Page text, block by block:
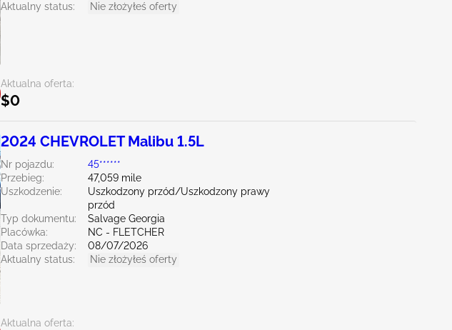
Aktualny status:
Nie złożyłeś oferty
Aktualna oferta:
$0
2024 CHEVROLET Malibu 1.5L
Nr pojazdu:
45******
Przebieg:
47,059 mile
Uszkodzenie:
Uszkodzony przód/Uszkodzony prawy
przód
Typ dokumentu:
Salvage Georgia
Placówka:
NC - FLETCHER
Data sprzedaży:
08/07/2026
Aktualny status:
Nie złożyłeś oferty
Aktualna oferta: